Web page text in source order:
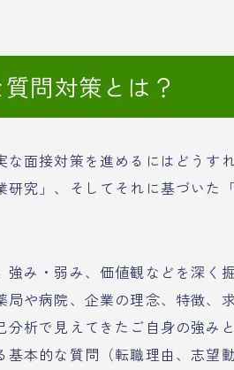
問対策とは？
面接対策を進めるにはどうす
究」、そしてそれに基づいた
み・弱み、価値観などを深く
や病院、企業の理念、特徴、
析で見えてきたご自身の強み
本的な質問（転職理由、志望